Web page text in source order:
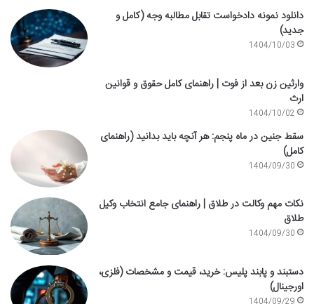
دانلود نمونه دادخواست تقابل مطالبه وجه (کامل و
جدید)
1404/10/03
وارثین زن بعد از فوت | راهنمای کامل حقوق و قوانین
ارث
1404/10/02
سقط جنین در ماه پنجم: هر آنچه باید بدانید (راهنمای
کامل)
1404/09/30
نکات مهم وکالت در طلاق | راهنمای جامع انتخاب وکیل
طلاق
1404/09/30
دستبند و پابند پلیس: خرید، قیمت و مشخصات (فلزی،
اورجینال)